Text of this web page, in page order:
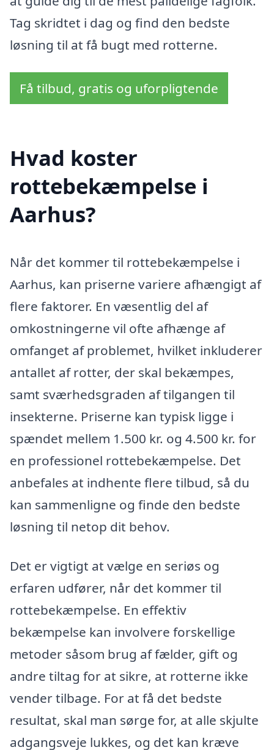
Tag skridtet i dag og find den bedste
løsning til at få bugt med rotterne.
Få tilbud, gratis og uforpligtende
Hvad koster
rottebekæmpelse i
Aarhus?
Når det kommer til rottebekæmpelse i
Aarhus, kan priserne variere afhængigt af
flere faktorer. En væsentlig del af
omkostningerne vil ofte afhænge af
omfanget af problemet, hvilket inkluderer
antallet af rotter, der skal bekæmpes,
samt sværhedsgraden af tilgangen til
insekterne. Priserne kan typisk ligge i
spændet mellem 1.500 kr. og 4.500 kr. for
en professionel rottebekæmpelse. Det
anbefales at indhente flere tilbud, så du
kan sammenligne og finde den bedste
løsning til netop dit behov.
Det er vigtigt at vælge en seriøs og
erfaren udfører, når det kommer til
rottebekæmpelse. En effektiv
bekæmpelse kan involvere forskellige
metoder såsom brug af fælder, gift og
andre tiltag for at sikre, at rotterne ikke
vender tilbage. For at få det bedste
resultat, skal man sørge for, at alle skjulte
adgangsveje lukkes, og det kan kræve